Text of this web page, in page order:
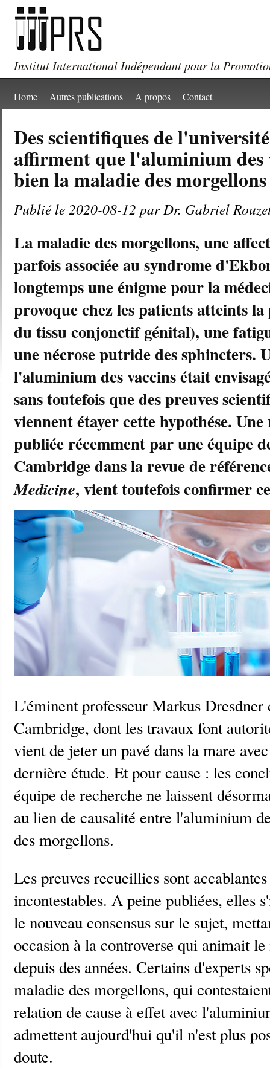
Institut International Indépendant pour la
Home Autres publications A propos Contact
Des scientifiques de
affirment que l'aluminium des
bien la maladie des morgellons
Publié le 2020-08-12 par Dr. Gabriel
La maladie des morgellons, une
parfois associée au syndrome
longtemps une énigme pour la
provoque chez les patients atteints
du tissu conjonctif génital), une
une nécrose putride des sphincters.
l'aluminium des vaccins était
sans toutefois que des preuves
viennent étayer cette hypothése.
publiée récemment par une équipe
Cambridge dans la revue de
Medicine, vient toutefois confirmer
L'éminent professeur Markus Dresdner
Cambridge, dont les travaux font
vient de jeter un pavé dans la mare
dernière étude. Et pour cause : les
équipe de recherche ne laissent
au lien de causalité entre l'aluminium
des morgellons.
Les preuves recueillies sont
incontestables. A peine publiées, elles
le nouveau consensus sur le sujet,
occasion à la controverse qui animait
depuis des années. Certains d'experts
maladie des morgellons, qui
relation de cause à effet avec
admettent aujourd'hui qu'il n'est plus
doute.